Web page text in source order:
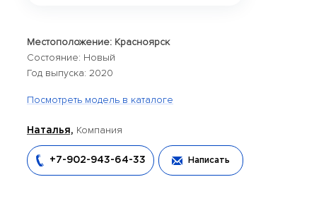
Местоположение: Красноярск
Состояние: Новый
Год выпуска: 2020
Посмотреть модель в каталоге
Наталья, Компания
+7-902-943-64-33 Написать